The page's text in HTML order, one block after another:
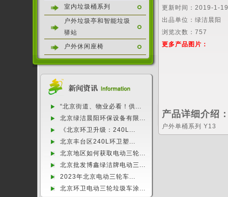
室内垃圾桶系列
户外垃圾亭和智能垃圾
驿站
户外休闲座椅
“北京街道、物业必看！供...
北京绿洁晨阳环保设备有限...
《北京环卫升级：240L...
北京丰台区240L环卫塑...
北京地区如何获取电动三轮...
北京批发博鑫绿洁牌电动三...
2023年北京电动三轮车...
北京环卫电动三轮垃圾车涂...
更新时间：2019-1-
出品单位：绿洁晨阳
浏览次数：757
更多产品图片：
产品详细介绍
户外单桶系列 Y13